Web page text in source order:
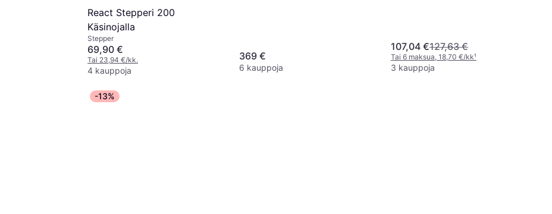
React Stepperi 200
Käsinojalla
Stepper
69,90 €
Tai 23,94 €/kk.
4 kauppoja
369 €
6 kauppoja
107,04 €127,63 €
Tai 6 maksua, 18,70 €/kk¹
3 kauppoja
-13%